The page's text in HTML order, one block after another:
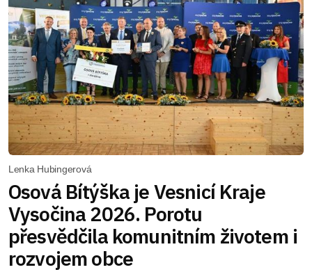
Lenka Hubingerová
Osová Bítýška je Vesnicí Kraje
Vysočina 2026. Porotu
přesvědčila komunitním životem i
rozvojem obce